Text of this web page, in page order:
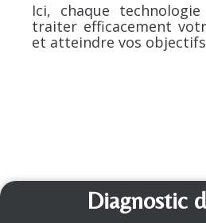
Ici, chaque
traiter efficacement
et atteindre vos
Diagnostic